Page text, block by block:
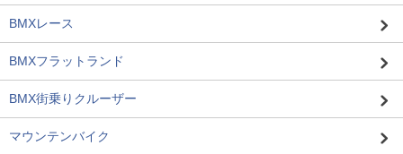
BMXレース
BMXフラットランド
BMX街乗りクルーザー
マウンテンバイク